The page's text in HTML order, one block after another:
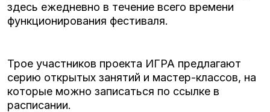
здесь ежедневно в течение всего времени
функционирования фестиваля.
Трое участников проекта ИГРА предлагают
серию открытых занятий и мастер-классов, на
которые можно записаться по ссылке в
расписании.